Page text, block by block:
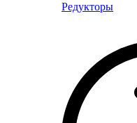
Редукторы